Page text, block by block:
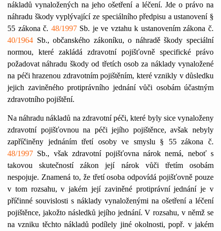
nákladů vynaložených na jeho ošetření a léčení. Jde o právo na
náhradu škody vyplývající ze speciálního předpisu a ustanovení §
55 zákona č. 48/1997Sb. je ve vztahu k ustanovením zákona č.
40/1964 Sb., občanského zákoníku, o náhradě škody speciální
normou, které zakládá zdravotní pojišťovně specifické právo
požadovat náhradu škody od třetích osob za náklady vynaložené
na péči hrazenou zdravotním pojištěním, které vznikly v důsledku
jejich zaviněného protiprávního jednání vůči osobám účastným
zdravotního pojištění.
Na náhradu nákladů na zdravotní péči, které byly sice vynaloženy
zdravotní pojišťovnou na péči jejího pojištěnce, avšak nebyly
zapříčiněny jednáním třetí osoby ve smyslu § 55 zákona č.
48/1997 Sb., však zdravotní pojišťovna nárok nemá, neboť s
takovou skutečností zákon její nárok vůči třetím osobám
nespojuje. Znamená to, že třetí osoba odpovídá pojišťovně pouze
v tom rozsahu, v jakém její zaviněné protiprávní jednání je v
příčinné souvislosti s náklady vynaloženými na ošetření a léčení
pojištěnce, jakožto následků jejího jednání. V rozsahu, v němž se
na vzniku těchto nákladů podílely jiné okolnosti, popř. v jakém